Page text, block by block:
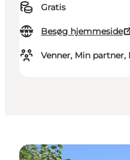
Gratis
Besøg hjemmeside
Venner, Min partner,